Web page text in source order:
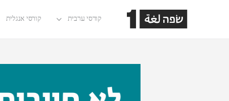
קורסי ערבית קורסי אנגלית